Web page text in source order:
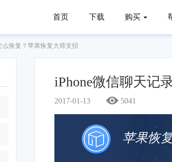
首页 下载 购买
恢复？苹果恢复大师支招
iPhone微信聊天记
2017-01-13 5041
苹果恢